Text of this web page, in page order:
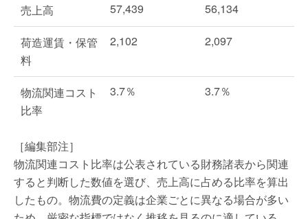
売上高
57,439 56,134
荷造運賃・保管
料
2,102 2,097
物流関連コスト
比率
3.7％ 3.7％
［編集部注］
物流関連コスト比率は公表されている財務諸表から関連
すると判断した数値を選び、売上高に占める比率を算出
したもの。物流費の定義は企業ごとに異なる場合が多い